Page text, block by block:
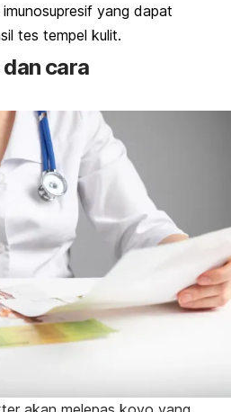
yang dapat
tes tempel kulit.
dan cara